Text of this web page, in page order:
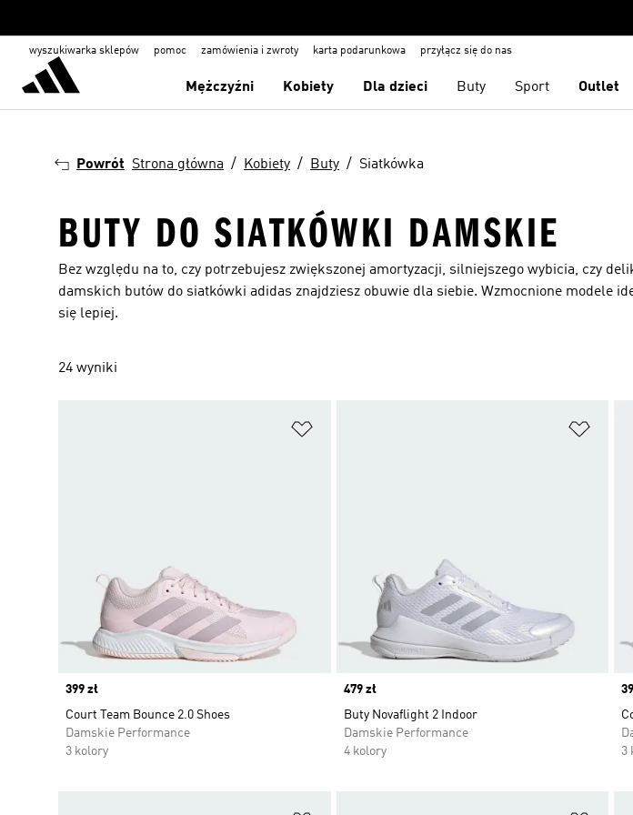
wyszukiwarka sklepów pomoc zamówienia i zwroty karta podarunkowa przyłącz się do nas
Mężczyźni Kobiety Dla dzieci Buty Sport Outlet
Powrót Strona główna Kobiety Buty Siatkówka
BUTY DO SIATKÓWKI DAMSKIE
Bez względu na to, czy potrzebujesz zwiększonej amortyzacji, silniejszego wybicia, czy
damskich butów do siatkówki adidas znajdziesz obuwie dla siebie. Wzmocnione modele
się lepiej.
24 wyniki
Price
399 zł
Court Team Bounce 2.0 Shoes
Damskie Performance
3 kolory
Price
479 zł
Buty Novaflight 2 Indoor
Damskie Performance
4 kolory
3